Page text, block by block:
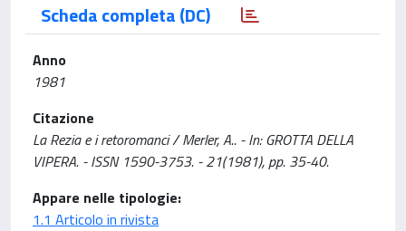
Scheda completa (DC)
Anno
1981
Citazione
La Rezia e i retoromanci / Merler, A.. - In: GROTTA DELLA
VIPERA. - ISSN 1590-3753. - 21(1981), pp. 35-40.
Appare nelle tipologie:
1.1 Articolo in rivista